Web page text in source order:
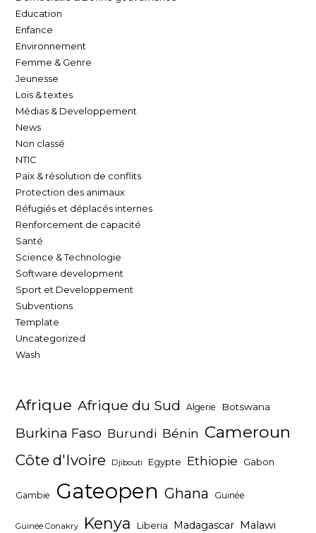
Education
Enfance
Environnement
Femme & Genre
Jeunesse
Lois & textes
Médias & Developpement
News
Non classé
NTIC
Paix & résolution de conflits
Protection des animaux
Réfugiés et déplacés internes
Renforcement de capacité
Santé
Science & Technologie
Software development
Sport et Developpement
Subventions
Template
Uncategorized
Wash
Afrique Afrique du Sud Algerie Botswana
Burkina Faso Burundi Bénin Cameroun
Côte d'Ivoire Djibouti Egypte Ethiopie Gabon
Gambie Gateopen Ghana Guinée
Guinée Conakry Kenya Liberia Madagascar Malawi